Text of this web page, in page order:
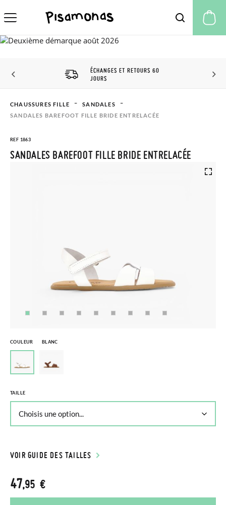
ÉCHANGES ET RETOURS 60
JOURS
CHAUSSURES FILLE
SANDALES
SANDALES BAREFOOT FILLE BRIDE ENTRELACÉE
REF 1863
SANDALES BAREFOOT FILLE BRIDE ENTRELACÉE
COULEUR BLANC
TAILLE
VOIR GUIDE DES TAILLES
47,95 €